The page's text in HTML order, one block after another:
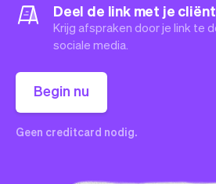
Deel de link met je
Krijg afspraken door je link te
sociale media.
Begin nu
Geen creditcard nodig.